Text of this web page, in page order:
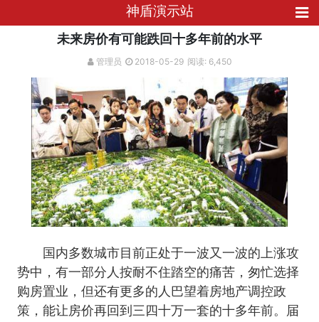
神盾演示站
未来房价有可能跌回十多年前的水平
管理员 2018-05-29 阅读: 6,450
国内多数城市目前正处于一波又一波的上涨攻
势中，有一部分人按耐不住踏空的痛苦，匆忙选择
购房置业，但还有更多的人巴望着房地产调控政
策，能让房价再回到三四十万一套的十多年前。届